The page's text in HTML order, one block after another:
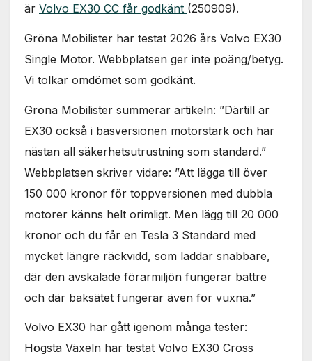
är Volvo EX30 CC får godkänt (250909).
Gröna Mobilister har testat 2026 års Volvo EX30
Single Motor. Webbplatsen ger inte poäng/betyg.
Vi tolkar omdömet som godkänt.
Gröna Mobilister summerar artikeln: ”Därtill är
EX30 också i basversionen motorstark och har
nästan all säkerhetsutrustning som standard.”
Webbplatsen skriver vidare: ”Att lägga till över
150 000 kronor för toppversionen med dubbla
motorer känns helt orimligt. Men lägg till 20 000
kronor och du får en Tesla 3 Standard med
mycket längre räckvidd, som laddar snabbare,
där den avskalade förarmiljön fungerar bättre
och där baksätet fungerar även för vuxna.”
Volvo EX30 har gått igenom många tester:
Högsta Växeln har testat Volvo EX30 Cross
Dessa kakor
välja bort. De